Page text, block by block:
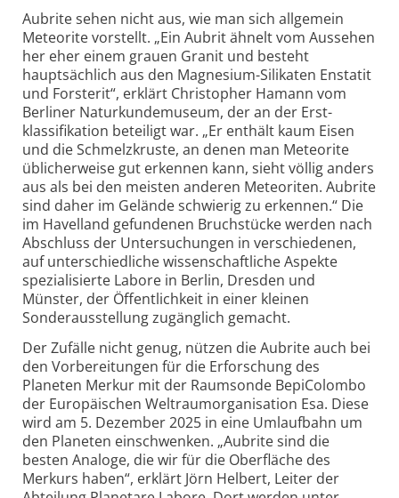
Aubrite sehen nicht aus, wie man sich allgemein
Meteorite vorstellt. „Ein Aubrit ähnelt vom Aussehen
her eher einem grauen Granit und besteht
hauptsächlich aus den Magnesium-Silikaten Enstatit
und Forsterit“, erklärt Christopher Hamann vom
Berliner Natur­kundemuseum, der an der Erst­
klassifikation beteiligt war. „Er enthält kaum Eisen
und die Schmelzkruste, an denen man Meteorite
üblicherweise gut erkennen kann, sieht völlig anders
aus als bei den meisten anderen Meteoriten. Aubrite
sind daher im Gelände schwierig zu erkennen.“ Die
im Havelland gefundenen Bruchstücke werden nach
Abschluss der Untersuchungen in verschiedenen,
auf unterschiedliche wissen­schaftliche Aspekte
spezialisierte Labore in Berlin, Dresden und
Münster, der Öffentlichkeit in einer kleinen
Sonderausstellung zugänglich gemacht.
Der Zufälle nicht genug, nützen die Aubrite auch bei
den Vorbereitungen für die Erforschung des
Planeten Merkur mit der Raumsonde BepiColombo
der Europäischen Weltraum­organisation Esa. Diese
wird am 5. Dezember 2025 in eine Umlaufbahn um
den Planeten einschwenken. „Aubrite sind die
besten Analoge, die wir für die Oberfläche des
Merkurs haben“, erklärt Jörn Helbert, Leiter der